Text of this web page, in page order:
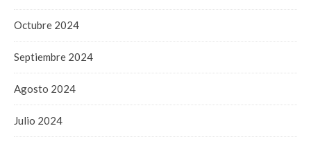
Octubre 2024
Septiembre 2024
Agosto 2024
Julio 2024